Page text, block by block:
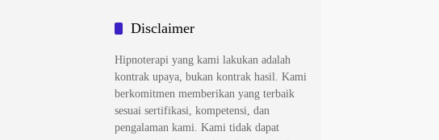
Disclaimer
Hipnoterapi yang kami lakukan adalah
kontrak upaya, bukan kontrak hasil. Kami
berkomitmen memberikan yang terbaik
sesuai sertifikasi, kompetensi, dan
pengalaman kami. Kami tidak dapat